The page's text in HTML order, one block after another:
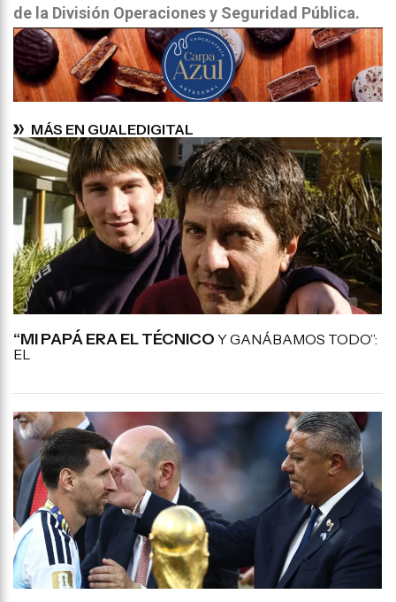
de la División Operaciones y Seguridad Pública.
MÁS EN GUALEDIGITAL
“MI PAPÁ ERA EL TÉCNICO Y GANÁBAMOS TODO”:
EL